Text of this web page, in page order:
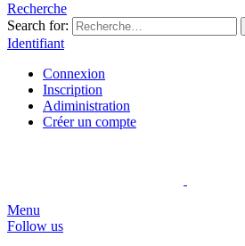
Recherche
Search for:
Identifiant
Connexion
Inscription
Adiministration
Créer un compte
Menu
Follow us